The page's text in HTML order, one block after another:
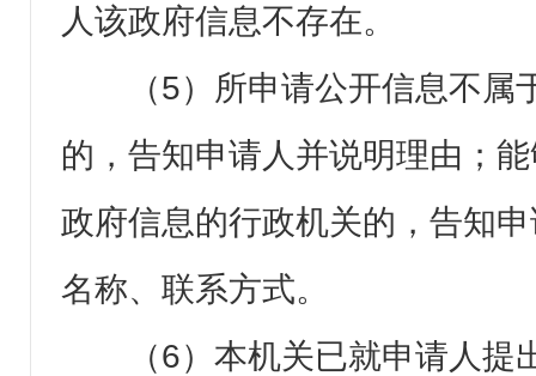
人该政府信息不存在。
（5）所申请公开信息不属
的，告知申请人并说明理由；
政府信息的行政机关的，告知
名称、联系方式。
（6）本机关已就申请人